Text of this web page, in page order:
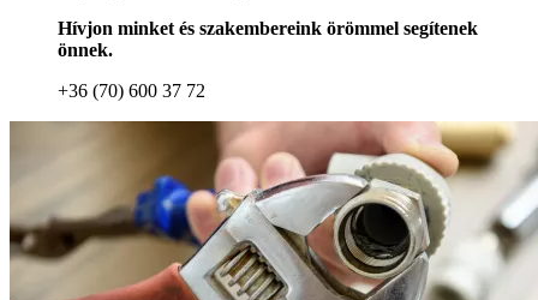
Hívjon minket és szakembereink örömmel segítenek
önnek.
+36 (70) 600 37 72